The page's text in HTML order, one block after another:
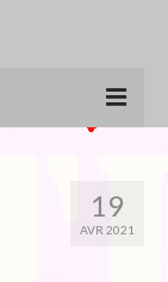
19
AVR 2021